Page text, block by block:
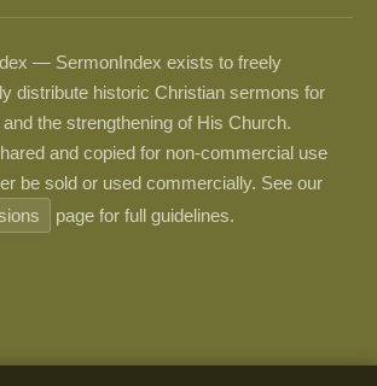
— SermonIndex exists to freely
distribute historic Christian sermons for
the strengthening of His Church.
and copied for non-commercial use
be sold or used commercially. See our
page for full guidelines.